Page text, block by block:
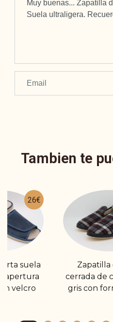
Tambien te
26€
suela
apertura
velcro
Zapatilla
cerrada de
gris con